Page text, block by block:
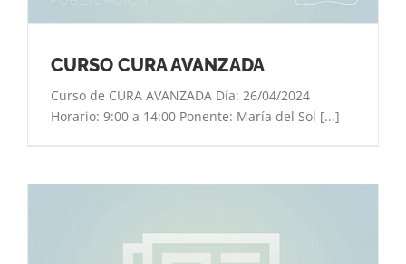
CURSO CURA AVANZADA
Curso de CURA AVANZADA Día: 26/04/2024
Horario: 9:00 a 14:00 Ponente: María del Sol [...]